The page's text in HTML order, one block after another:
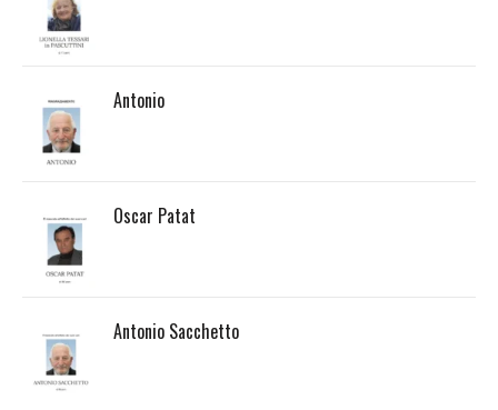
Antonio
Oscar Patat
Antonio Sacchetto